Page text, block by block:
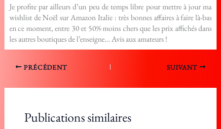
Je profite par ailleurs d’un peu de temps libre pour mettre à jour ma
wishlist de Noël sur Amazon Italie : très bonnes affaires à faire là-bas
en ce moment, entre 30 et 50% moins chers que les prix affichés dans
les autres boutiques de l’enseigne… Avis aux amateurs !
PRÉCÉDENT SUIVANT
Publications similaires